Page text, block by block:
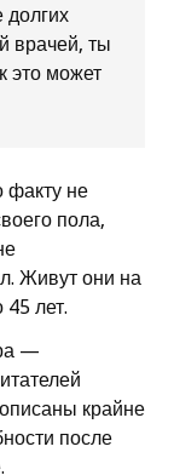
долгих
врачей, ты
это может
факту не
пола,
Живут они на
лет.
—
крайне
после